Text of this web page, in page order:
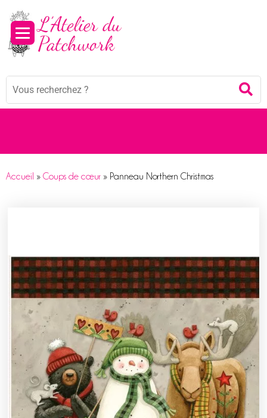
Mots
Accueil » Coups de cœur » Panneau Northern Christmas
Panneau de gestion des cookies